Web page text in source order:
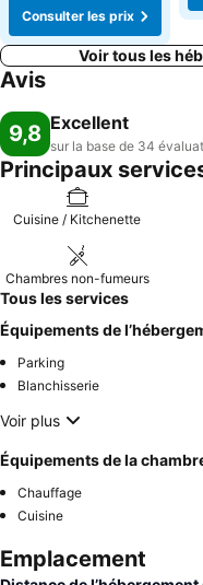
Consulter les prix
Voir tous les
Avis
9,8 Excellent
sur la base de 34
Principaux
Cuisine / Kitchenette
Chambres non-fumeurs
Tous les services
Équipements de
Parking
Blanchisserie
Voir plus
Équipements de la
Chauffage
Cuisine
Emplacement